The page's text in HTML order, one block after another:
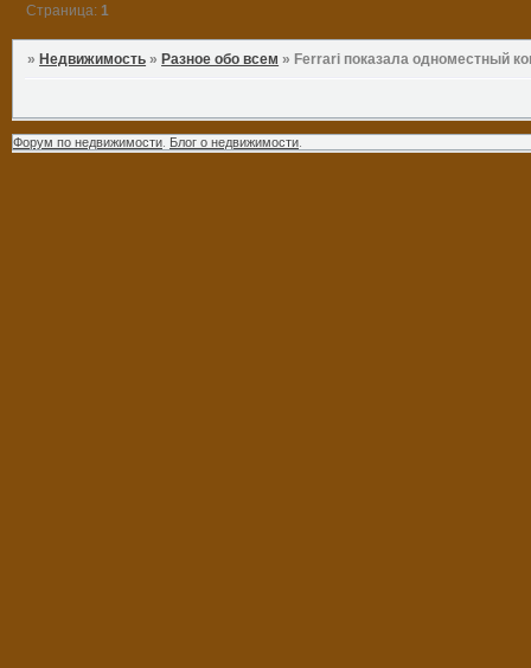
Страница: 1
» Недвижимость » Разное обо всем » Ferrari показала одноместный
Форум по недвижимости Блог о недвижимости